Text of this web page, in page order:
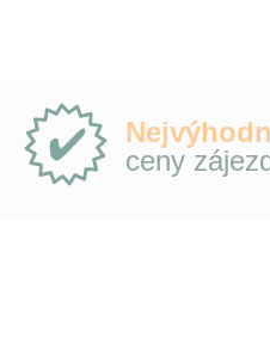
Proč
e-
Slovensko.cz?
ceny